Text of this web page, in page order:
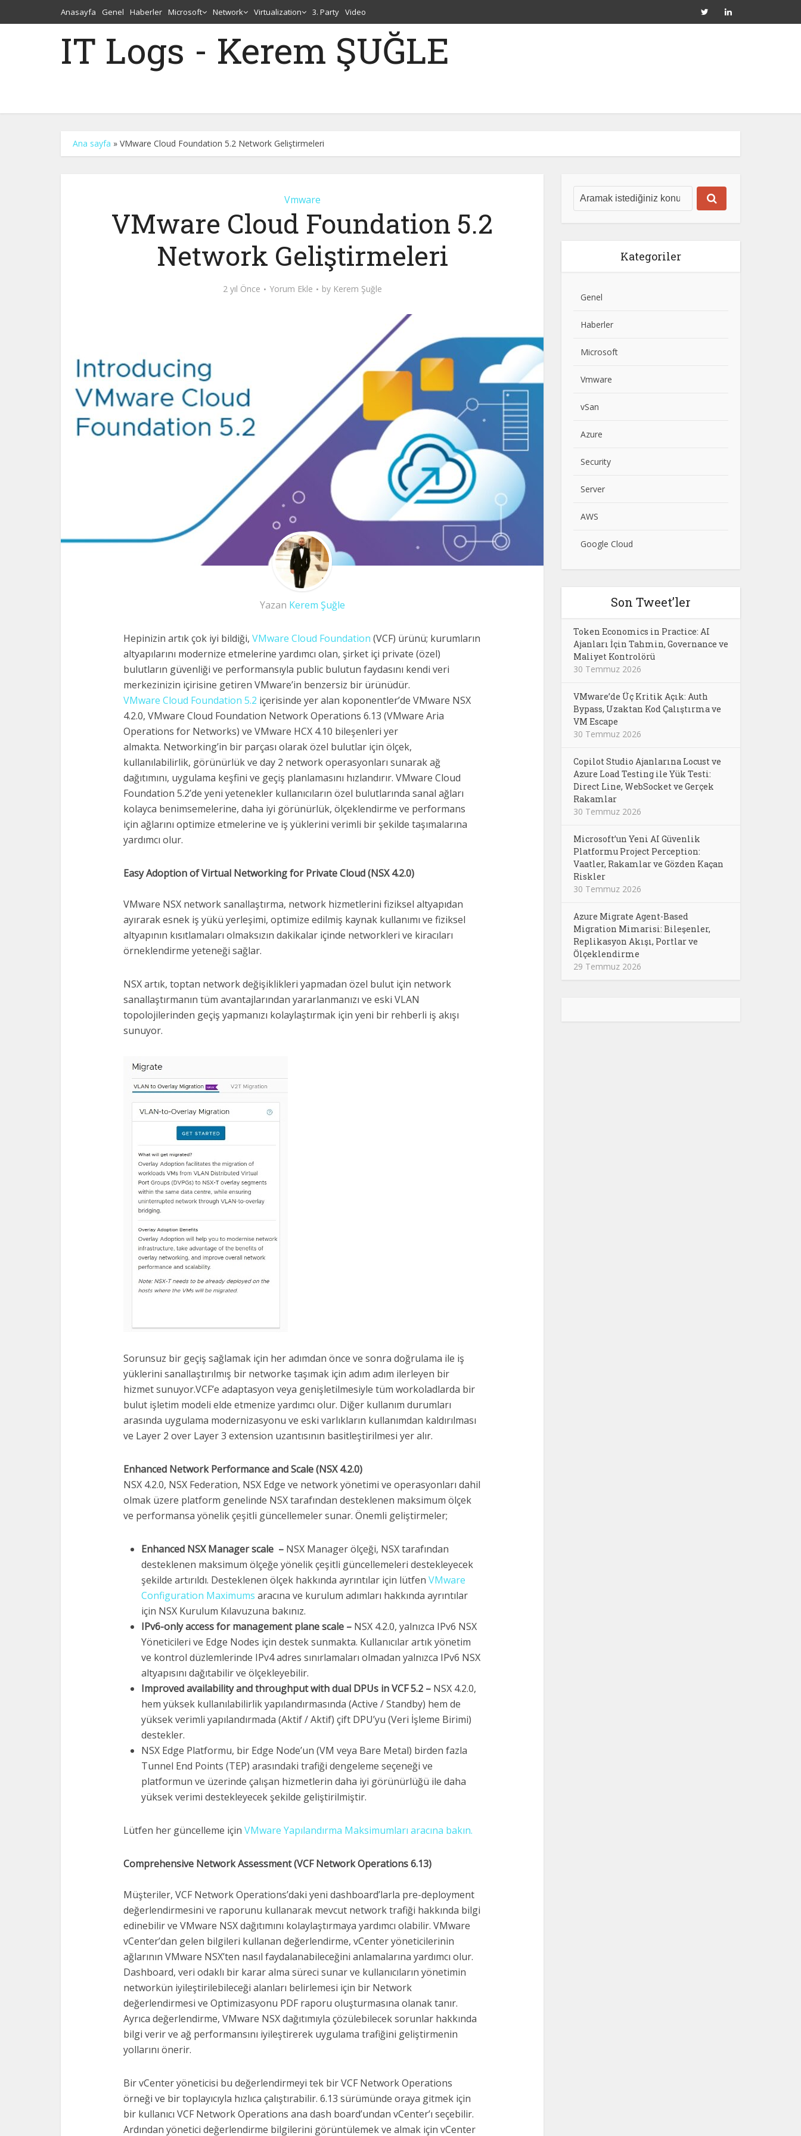
Anasayfa Genel Haberler Microsoft Network Virtualization 3. Party Video
IT Logs - Kerem ŞUĞLE
Ana sayfa » VMware Cloud Foundation 5.2 Network Geliştirmeleri
Vmware
VMware Cloud Foundation 5.2
Network Geliştirmeleri
2 yıl Önce Yorum Ekle by Kerem Şuğle
Yazan Kerem Şuğle
Hepinizin artık çok iyi bildiği, VMware Cloud Foundation (VCF) ürünü; kurumların
altyapılarını modernize etmelerine yardımcı olan, şirket içi private (özel)
bulutların güvenliği ve performansıyla public bulutun faydasını kendi veri
merkezinizin içirisine getiren VMware’in benzersiz bir ürünüdür.
VMware Cloud Foundation 5.2 içerisinde yer alan koponentler’de VMware NSX
4.2.0, VMware Cloud Foundation Network Operations 6.13 (VMware Aria
Operations for Networks) ve VMware HCX 4.10 bileşenleri yer
almakta. Networking’in bir parçası olarak özel bulutlar için ölçek,
kullanılabilirlik, görünürlük ve day 2 network operasyonları sunarak ağ
dağıtımını, uygulama keşfini ve geçiş planlamasını hızlandırır. VMware Cloud
Foundation 5.2’de yeni yetenekler kullanıcıların özel bulutlarında sanal ağları
kolayca benimsemelerine, daha iyi görünürlük, ölçeklendirme ve performans
için ağlarını optimize etmelerine ve iş yüklerini verimli bir şekilde taşımalarına
yardımcı olur.
Easy Adoption of Virtual Networking for Private Cloud (NSX 4.2.0)
VMware NSX network sanallaştırma, network hizmetlerini fiziksel altyapıdan
ayırarak esnek iş yükü yerleşimi, optimize edilmiş kaynak kullanımı ve fiziksel
altyapının kısıtlamaları olmaksızın dakikalar içinde networkleri ve kiracıları
örneklendirme yeteneği sağlar.
NSX artık, toptan network değişiklikleri yapmadan özel bulut için network
sanallaştırmanın tüm avantajlarından yararlanmanızı ve eski VLAN
topolojilerinden geçiş yapmanızı kolaylaştırmak için yeni bir rehberli iş akışı
sunuyor.
Sorunsuz bir geçiş sağlamak için her adımdan önce ve sonra doğrulama ile iş
yüklerini sanallaştırılmış bir networke taşımak için adım adım ilerleyen bir
hizmet sunuyor.VCF’e adaptasyon veya genişletilmesiyle tüm workoladlarda bir
bulut işletim modeli elde etmenize yardımcı olur. Diğer kullanım durumları
arasında uygulama modernizasyonu ve eski varlıkların kullanımdan kaldırılması
ve Layer 2 over Layer 3 extension uzantısının basitleştirilmesi yer alır.
Enhanced Network Performance and Scale (NSX 4.2.0)
NSX 4.2.0, NSX Federation, NSX Edge ve network yönetimi ve operasyonları dahil
olmak üzere platform genelinde NSX tarafından desteklenen maksimum ölçek
ve performansa yönelik çeşitli güncellemeler sunar. Önemli geliştirmeler;
Enhanced NSX Manager scale – NSX Manager ölçeği, NSX tarafından
desteklenen maksimum ölçeğe yönelik çeşitli güncellemeleri destekleyecek
şekilde artırıldı. Desteklenen ölçek hakkında ayrıntılar için lütfen VMware
Configuration Maximums aracına ve kurulum adımları hakkında ayrıntılar
için NSX Kurulum Kılavuzuna bakınız.
IPv6-only access for management plane scale – NSX 4.2.0, yalnızca IPv6 NSX
Yöneticileri ve Edge Nodes için destek sunmakta. Kullanıcılar artık yönetim
ve kontrol düzlemlerinde IPv4 adres sınırlamaları olmadan yalnızca IPv6 NSX
altyapısını dağıtabilir ve ölçekleyebilir.
Improved availability and throughput with dual DPUs in VCF 5.2 – NSX 4.2.0,
hem yüksek kullanılabilirlik yapılandırmasında (Active / Standby) hem de
yüksek verimli yapılandırmada (Aktif / Aktif) çift DPU’yu (Veri İşleme Birimi)
destekler.
NSX Edge Platformu, bir Edge Node’un (VM veya Bare Metal) birden fazla
Tunnel End Points (TEP) arasındaki trafiği dengeleme seçeneği ve
platformun ve üzerinde çalışan hizmetlerin daha iyi görünürlüğü ile daha
yüksek verimi destekleyecek şekilde geliştirilmiştir.
Lütfen her güncelleme için VMware Yapılandırma Maksimumları aracına bakın.
Comprehensive Network Assessment (VCF Network Operations 6.13)
Müşteriler, VCF Network Operations’daki yeni dashboard’larla pre-deployment
değerlendirmesini ve raporunu kullanarak mevcut network trafiği hakkında bilgi
edinebilir ve VMware NSX dağıtımını kolaylaştırmaya yardımcı olabilir. VMware
vCenter’dan gelen bilgileri kullanan değerlendirme, vCenter yöneticilerinin
ağlarının VMware NSX’ten nasıl faydalanabileceğini anlamalarına yardımcı olur.
Dashboard, veri odaklı bir karar alma süreci sunar ve kullanıcıların yönetimin
networkün iyileştirilebileceği alanları belirlemesi için bir Network
değerlendirmesi ve Optimizasyonu PDF raporu oluşturmasına olanak tanır.
Ayrıca değerlendirme, VMware NSX dağıtımıyla çözülebilecek sorunlar hakkında
bilgi verir ve ağ performansını iyileştirerek uygulama trafiğini geliştirmenin
yollarını önerir.
Bir vCenter yöneticisi bu değerlendirmeyi tek bir VCF Network Operations
örneği ve bir toplayıcıyla hızlıca çalıştırabilir. 6.13 sürümünde oraya gitmek için
bir kullanıcı VCF Network Operations ana dash board’undan vCenter’ı seçebilir.
Ardından yönetici değerlendirme bilgilerini görüntülemek ve almak için vCenter
Kategoriler
Genel
Haberler
Microsoft
Vmware
vSan
Azure
Security
Server
AWS
Google Cloud
Son Tweet’ler
Token Economics in Practice: AI
Ajanları İçin Tahmin, Governance ve
Maliyet Kontrolörü
30 Temmuz 2026
VMware’de Üç Kritik Açık: Auth
Bypass, Uzaktan Kod Çalıştırma ve
VM Escape
30 Temmuz 2026
Copilot Studio Ajanlarına Locust ve
Azure Load Testing ile Yük Testi:
Direct Line, WebSocket ve Gerçek
Rakamlar
30 Temmuz 2026
Microsoft’un Yeni AI Güvenlik
Platformu Project Perception:
Vaatler, Rakamlar ve Gözden Kaçan
Riskler
30 Temmuz 2026
Azure Migrate Agent-Based
Migration Mimarisi: Bileşenler,
Replikasyon Akışı, Portlar ve
Ölçeklendirme
29 Temmuz 2026